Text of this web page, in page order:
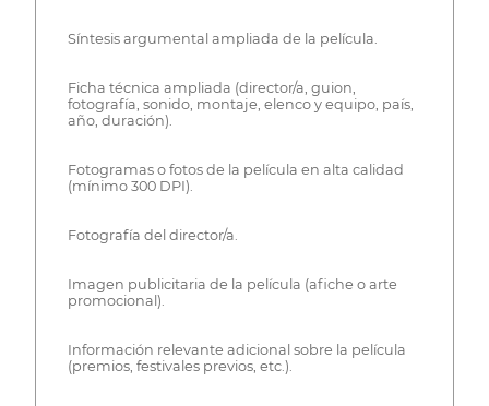
Síntesis argumental ampliada de la película.
Ficha técnica ampliada (director/a, guion,
fotografía, sonido, montaje, elenco y equipo, país,
año, duración).
Fotogramas o fotos de la película en alta calidad
(mínimo 300 DPI).
Fotografía del director/a.
Imagen publicitaria de la película (afiche o arte
promocional).
Información relevante adicional sobre la película
(premios, festivales previos, etc.).